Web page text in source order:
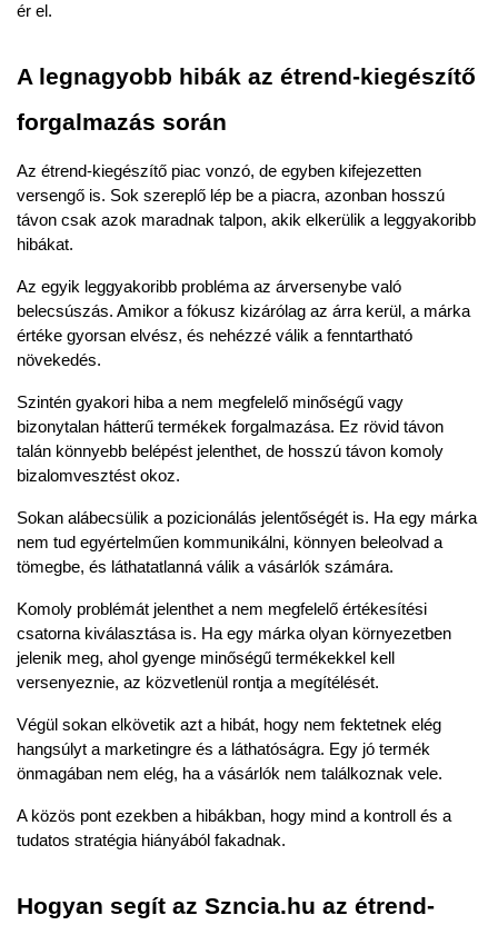
ér el.
A legnagyobb hibák az étrend-kiegészítő
forgalmazás során
Az étrend-kiegészítő piac vonzó, de egyben kifejezetten
versengő is. Sok szereplő lép be a piacra, azonban hosszú
távon csak azok maradnak talpon, akik elkerülik a leggyakoribb
hibákat.
Az egyik leggyakoribb probléma az árversenybe való
belecsúszás. Amikor a fókusz kizárólag az árra kerül, a márka
értéke gyorsan elvész, és nehézzé válik a fenntartható
növekedés.
Szintén gyakori hiba a nem megfelelő minőségű vagy
bizonytalan hátterű termékek forgalmazása. Ez rövid távon
talán könnyebb belépést jelenthet, de hosszú távon komoly
bizalomvesztést okoz.
Sokan alábecsülik a pozicionálás jelentőségét is. Ha egy márka
nem tud egyértelműen kommunikálni, könnyen beleolvad a
tömegbe, és láthatatlanná válik a vásárlók számára.
Komoly problémát jelenthet a nem megfelelő értékesítési
csatorna kiválasztása is. Ha egy márka olyan környezetben
jelenik meg, ahol gyenge minőségű termékekkel kell
versenyeznie, az közvetlenül rontja a megítélését.
Végül sokan elkövetik azt a hibát, hogy nem fektetnek elég
hangsúlyt a marketingre és a láthatóságra. Egy jó termék
önmagában nem elég, ha a vásárlók nem találkoznak vele.
A közös pont ezekben a hibákban, hogy mind a kontroll és a
tudatos stratégia hiányából fakadnak.
Hogyan segít az Szncia.hu az étrend-